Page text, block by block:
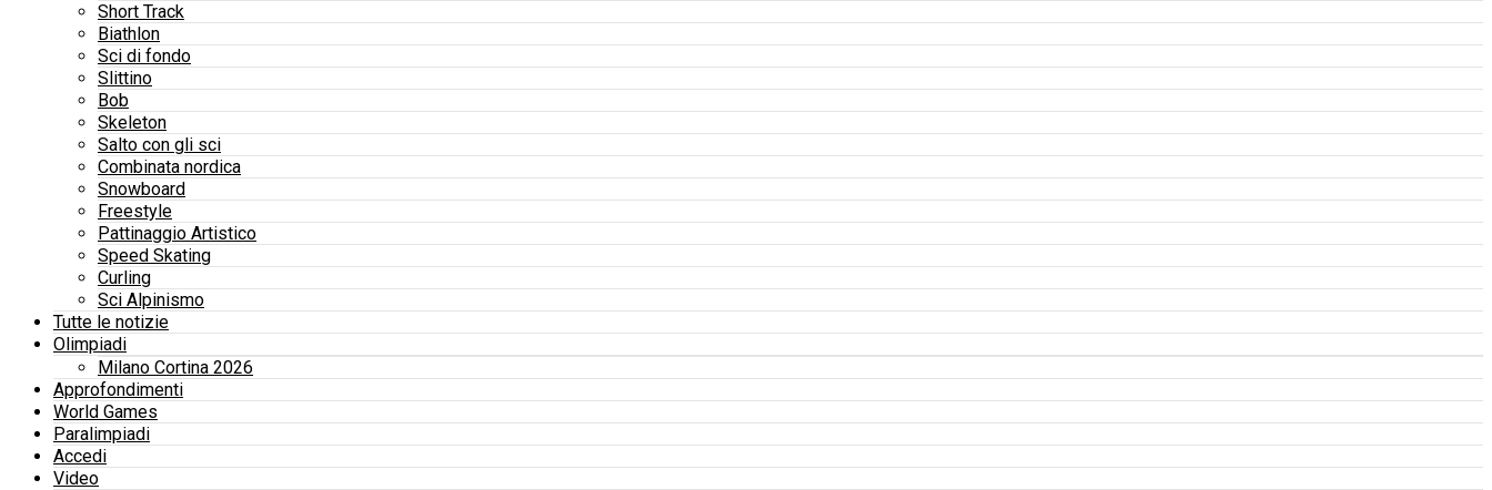
Short Track
Biathlon
Sci di fondo
Slittino
Bob
Skeleton
Salto con gli sci
Combinata nordica
Snowboard
Freestyle
Pattinaggio Artistico
Speed Skating
Curling
Sci Alpinismo
Tutte le notizie
Olimpiadi
Milano Cortina 2026
Approfondimenti
World Games
Paralimpiadi
Accedi
Video